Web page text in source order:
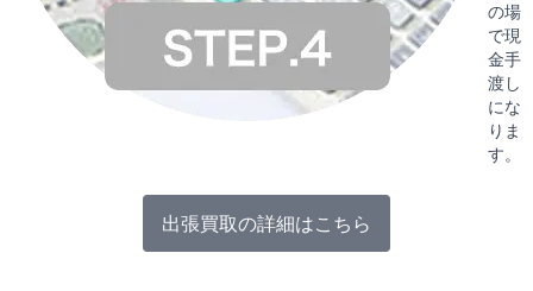
の場
で現
金手
渡し
にな
りま
す。
出張買取の詳細はこちら